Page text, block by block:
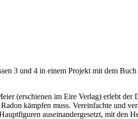
3 und 4 in einem Projekt mit dem
(erschienen im Eire Verlag) erlebt der
kämpfen muss. Vereinfachte und
auseinandergesetzt, mit den